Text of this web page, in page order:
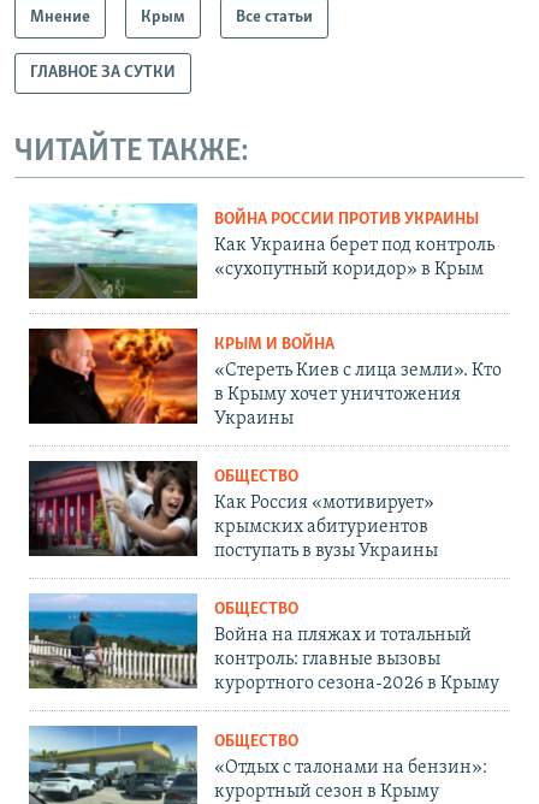
Мнение Крым Все статьи
ГЛАВНОЕ ЗА СУТКИ
ЧИТАЙТЕ ТАКЖЕ:
ВОЙНА РОССИИ ПРОТИВ УКРАИНЫ
Как Украина берет под контроль
«сухопутный коридор» в Крым
КРЫМ И ВОЙНА
«Стереть Киев с лица земли». Кто
в Крыму хочет уничтожения
Украины
ОБЩЕСТВО
Как Россия «мотивирует»
крымских абитуриентов
поступать в вузы Украины
ОБЩЕСТВО
Война на пляжах и тотальный
контроль: главные вызовы
курортного сезона-2026 в Крыму
ОБЩЕСТВО
«Отдых с талонами на бензин»:
курортный сезон в Крыму